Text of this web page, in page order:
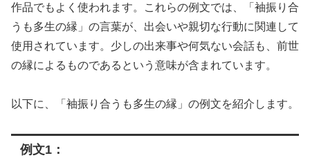
作品でもよく使われます。これらの例文では、「袖振り合
うも多生の縁」の言葉が、出会いや親切な行動に関連して
使用されています。少しの出来事や何気ない会話も、前世
の縁によるものであるという意味が含まれています。
以下に、「袖振り合うも多生の縁」の例文を紹介します。
例文1：